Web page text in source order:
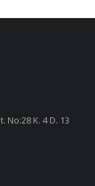
No:28 K. 4 D. 13